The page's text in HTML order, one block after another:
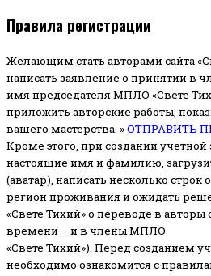
Правила регистрации
Желающим стать авторами сайта
написать заявление о принятии в
имя председателя МПЛО «Свете
приложить авторские работы,
вашего мастерства. »ОТПРАВИТЬ
Кроме этого, при создании учетной
настоящие имя и фамилию,
(аватар), написать несколько строк
регион проживания и ожидать
«Свете Тихий» о переводе в авторы
времени – и в члены МПЛО
«Свете Тихий»). Перед созданием
необходимо ознакомится с